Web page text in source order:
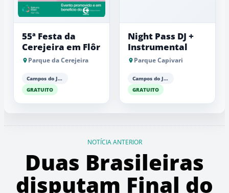
55ª Festa da
Cerejeira em Flôr
Parque da Cerejeira
Campos do Jordão
GRATUITO
Night Pass DJ +
Instrumental
Parque Capivari
Campos do Jordão
GRATUITO
NOTÍCIA ANTERIOR
Duas Brasileiras
disputam Final do